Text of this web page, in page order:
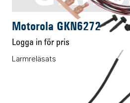
Motorola GKN6272
Logga in för pris
Larmreläsats